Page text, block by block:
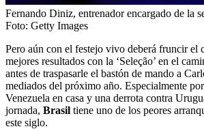
Fernando Diniz, entrenador encargado de la
Foto: Getty Images
Pero aún con el festejo vivo deberá fruncir el
mejores resultados con la ‘Seleção’ en el
antes de traspasarle el bastón de mando a
mediados del próximo año. Especialmente
Venezuela en casa y una derrota contra
jornada, Brasil tiene uno de los peores
este siglo.